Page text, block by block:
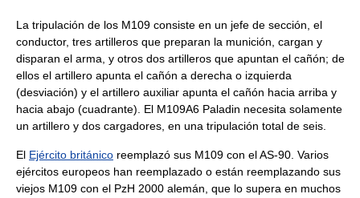
La tripulación de los M109 consiste en un jefe de sección, el
conductor, tres artilleros que preparan la munición, cargan y
disparan el arma, y otros dos artilleros que apuntan el cañón; de
ellos el artillero apunta el cañón a derecha o izquierda
(desviación) y el artillero auxiliar apunta el cañón hacia arriba y
hacia abajo (cuadrante). El M109A6 Paladin necesita solamente
un artillero y dos cargadores, en una tripulación total de seis.
El Ejército británico reemplazó sus M109 con el AS-90. Varios
ejércitos europeos han reemplazado o están reemplazando sus
viejos M109 con el PzH 2000 alemán, que lo supera en muchos